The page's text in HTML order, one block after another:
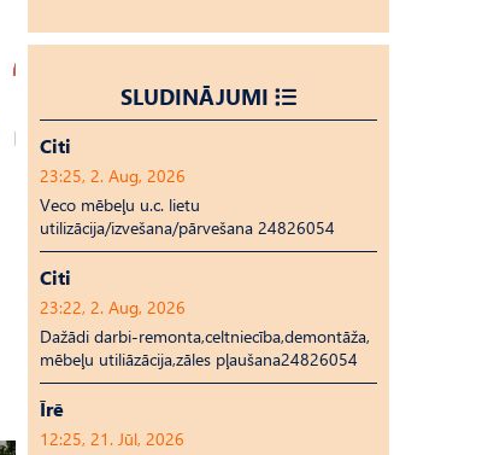
SLUDINĀJUMI
Citi
23:25, 2. Aug, 2026
Veco mēbeļu u.c. lietu
utilizācija/izvešana/pārvešana 24826054
Citi
23:22, 2. Aug, 2026
Dažādi darbi-remonta,celtniecība,demontāža,
mēbeļu utiliāzācija,zāles pļaušana24826054
Īrē
12:25, 21. Jūl, 2026